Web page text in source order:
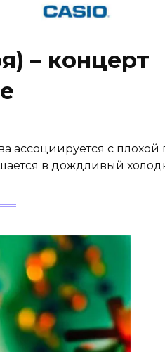
– концерт
ассоциируется с плохой
в дождливый